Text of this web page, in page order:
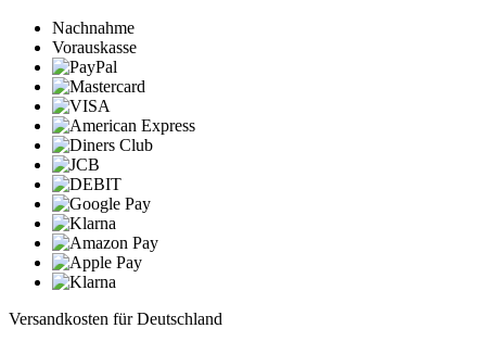
Nachnahme
Vorauskasse
Versandkosten für Deutschland